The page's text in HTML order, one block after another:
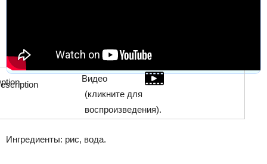
Видео
(кликните для
воспроизведения).
Ингредиенты: рис, вода.